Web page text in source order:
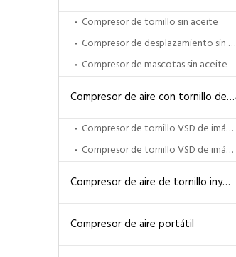
Compresor de tornillo sin aceite
Compresor de desplazamiento sin aceite
Compresor de mascotas sin aceite
Compresor de aire con tornillo de ahorro de energía
Compresor de tornillo VSD de imán permanente
Compresor de tornillo VSD de imán permanente de dos etapas
Compresor de aire de tornillo inyectado en aceite
Compresor de aire portátil